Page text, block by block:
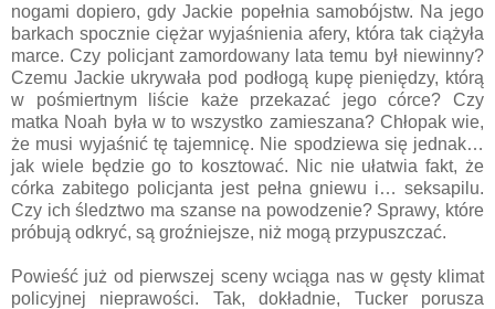
nogami dopiero, gdy Jackie popełnia samobójstw. Na jego
barkach spocznie ciężar wyjaśnienia afery, która tak ciążyła
marce. Czy policjant zamordowany lata temu był niewinny?
Czemu Jackie ukrywała pod podłogą kupę pieniędzy, którą
w pośmiertnym liście każe przekazać jego córce? Czy
matka Noah była w to wszystko zamieszana? Chłopak wie,
że musi wyjaśnić tę tajemnicę. Nie spodziewa się jednak…
jak wiele będzie go to kosztować. Nic nie ułatwia fakt, że
córka zabitego policjanta jest pełna gniewu i… seksapilu.
Czy ich śledztwo ma szanse na powodzenie? Sprawy, które
próbują odkryć, są groźniejsze, niż mogą przypuszczać.
Powieść już od pierwszej sceny wciąga nas w gęsty klimat
policyjnej nieprawości. Tak, dokładnie, Tucker porusza